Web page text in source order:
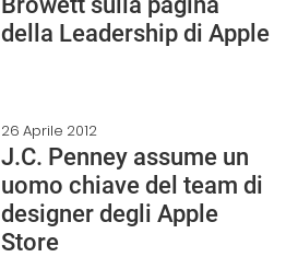
della Leadership di Apple
26 Aprile 2012
J.C. Penney assume un
uomo chiave del team di
designer degli Apple
Store